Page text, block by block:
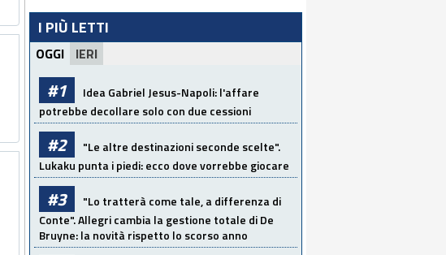
I PIÙ LETTI
OGGI IERI
#1 Idea Gabriel Jesus-Napoli: l'affare
potrebbe decollare solo con due cessioni
#2 "Le altre destinazioni seconde scelte".
Lukaku punta i piedi: ecco dove vorrebbe giocare
#3 "Lo tratterà come tale, a differenza di
Conte". Allegri cambia la gestione totale di De
Bruyne: la novità rispetto lo scorso anno